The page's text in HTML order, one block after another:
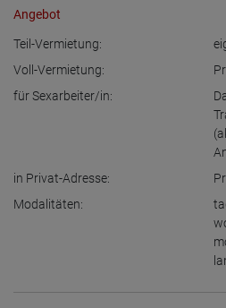
Angebot
Teil-Vermietung:
Voll-Vermietung:
für Sexarbeiter/in:
in Privat-Adresse:
Modalitäten: